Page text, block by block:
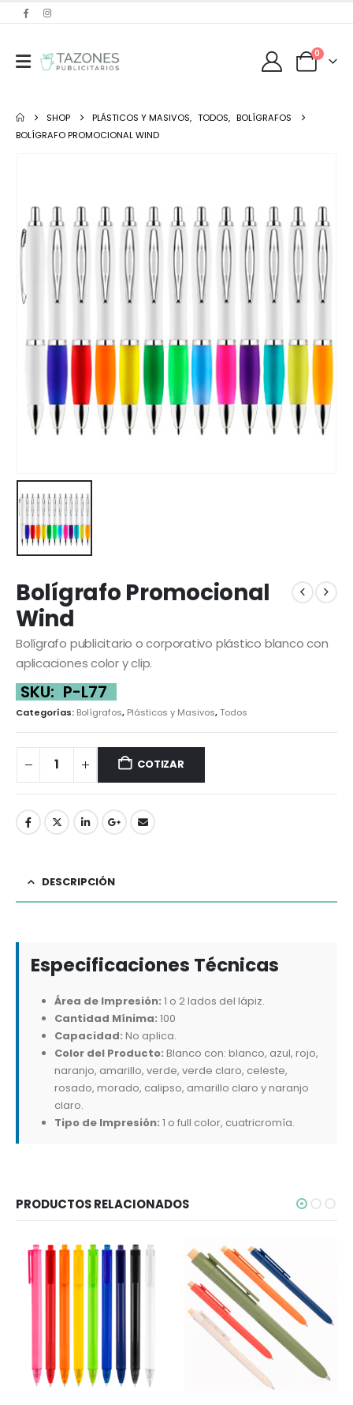
0
SHOP PLÁSTICOS Y MASIVOS, TODOS, BOLÍGRAFOS
BOLÍGRAFO PROMOCIONAL WIND
Bolígrafo Promocional
Wind
Bolígrafo publicitario o corporativo plástico blanco con
aplicaciones color y clip.
SKU: P-L77
Categorías: Bolígrafos, Plásticos y Masivos,Todos
COTIZAR
DESCRIPCIÓN
Especificaciones Técnicas
Área de Impresión: 1 o 2 lados del lápiz.
Cantidad Mínima: 100
Capacidad: No aplica.
Color del Producto: Blanco con: blanco, azul, rojo,
naranjo, amarillo, verde, verde claro, celeste,
rosado, morado, calipso, amarillo claro y naranjo
claro.
Tipo de Impresión: 1 o full color, cuatricromía.
PRODUCTOS RELACIONADOS